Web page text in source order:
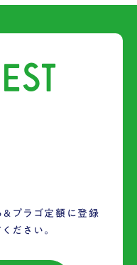
&プラゴ定額に登録
ださい。